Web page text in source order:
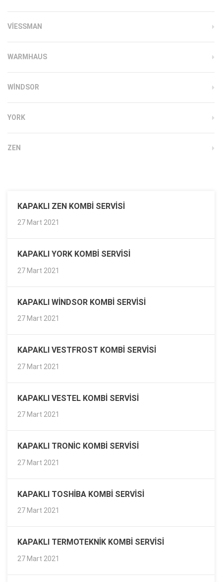
VIESSMAN
WARMHAUS
WINDSOR
YORK
ZEN
KAPAKLI ZEN KOMBI SERVISI
27 Mart 2021
KAPAKLI YORK KOMBI SERVISI
27 Mart 2021
KAPAKLI WINDSOR KOMBI SERVISI
27 Mart 2021
KAPAKLI VESTFROST KOMBI SERVISI
27 Mart 2021
KAPAKLI VESTEL KOMBI SERVISI
27 Mart 2021
KAPAKLI TRONIC KOMBI SERVISI
27 Mart 2021
KAPAKLI TOSHIBA KOMBI SERVISI
27 Mart 2021
KAPAKLI TERMOTEKNIK KOMBI SERVISI
27 Mart 2021